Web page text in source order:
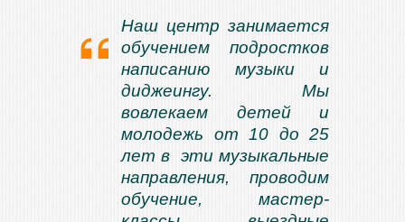
Наш центр занимается
обучением подростков
написанию музыки и
диджеингу. Мы
вовлекаем детей и
молодежь от 10 до 25
лет в эти музыкальные
направления, проводим
обучение, мастер-